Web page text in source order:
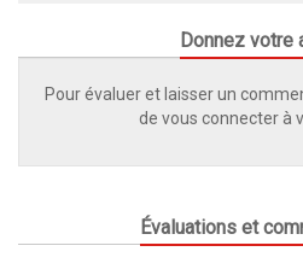
Donnez votre
Pour évaluer et laisser un
de vous connecter à
Évaluations et